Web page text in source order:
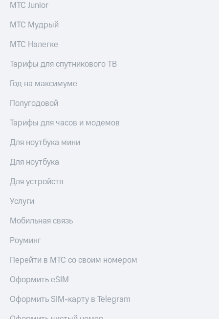
МТС Junior
МТС Мудрый
МТС Налегке
Тарифы для спутникового ТВ
Год на максимуме
Полугодовой
Тарифы для часов и модемов
Для ноутбука мини
Для ноутбука
Для устройств
Услуги
Мобильная связь
Роуминг
Перейти в МТС со своим номером
Оформить eSIM
Оформить SIM-карту в Telegram